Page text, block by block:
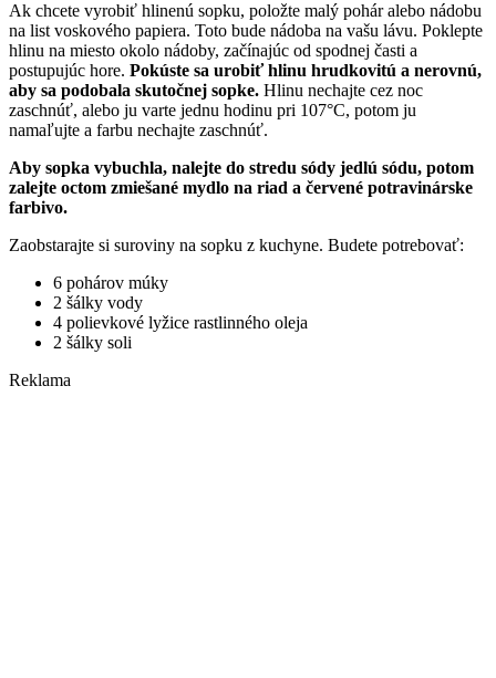
Ak chcete vyrobiť hlinenú sopku, položte malý pohár alebo nádobu
na list voskového papiera. Toto bude nádoba na vašu lávu. Poklepte
hlinu na miesto okolo nádoby, začínajúc od spodnej časti a
postupujúc hore. Pokúste sa urobiť hlinu hrudkovitú a nerovnú,
aby sa podobala skutočnej sopke. Hlinu nechajte cez noc
zaschnúť, alebo ju varte jednu hodinu pri 107°C, potom ju
namaľujte a farbu nechajte zaschnúť.
Aby sopka vybuchla, nalejte do stredu sódy jedlú sódu, potom
zalejte octom zmiešané mydlo na riad a červené potravinárske
farbivo.
Zaobstarajte si suroviny na sopku z kuchyne. Budete potrebovať:
6 pohárov múky
2 šálky vody
4 polievkové lyžice rastlinného oleja
2 šálky soli
Reklama